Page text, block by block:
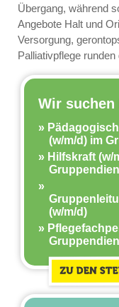
Übergang, während
Angebote Halt und
Versorgung,
Palliativpflege
Wir suchen
(w/m/d) im
Hilfskraft (w/
(w/m/d)